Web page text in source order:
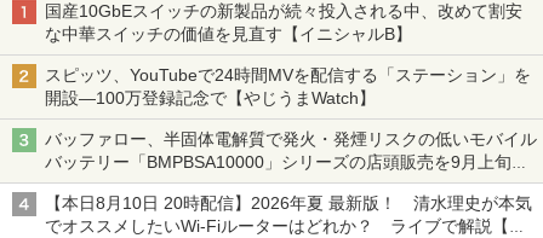
国産10GbEスイッチの新製品が続々投入される中、改めて割安
な中華スイッチの価値を見直す【イニシャルB】
スピッツ、YouTubeで24時間MVを配信する「ステーション」を
開設―100万登録記念で【やじうまWatch】
バッファロー、半固体電解質で発火・発煙リスクの低いモバイル
バッテリー「BMPBSA10000」シリーズの店頭販売を9月上旬に
開始
【本日8月10日 20時配信】2026年夏 最新版！ 清水理史が本気
でオススメしたいWi-Fiルーターはどれか？ ライブで解説【清